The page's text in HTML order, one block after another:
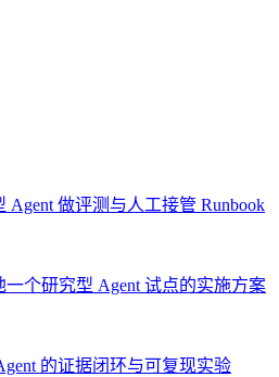
Agent 做评测与人工接管 Runbook
一个研究型 Agent 试点的实施方案
的证据闭环与可复现实验